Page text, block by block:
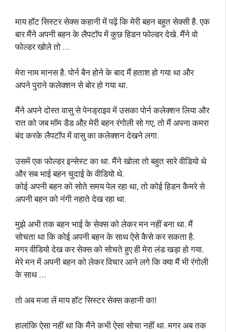
माय हॉट सिस्टर सेक्स कहानी में पढ़ें कि मेरी बहन बहुत सेक्सी है. एक
बार मैंने अपनी बहन के लैपटॉप में कुछ हिडन फोल्डर देखे. मैंने वो
फोल्डर खोले तो …
मेरा नाम मानस है. पोर्न बैन होने के बाद मैं हताश हो गया था और
अपने पुराने कलेक्शन से बोर हो गया था.
मैंने अपने दोस्त वासु से पेनड्राइव में उसका पोर्न कलेक्शन लिया और
रात को जब मॉम डैड औऱ मेरी बहन रंगोली सो गए, तो मैं अपना कमरा
बंद करके लैपटॉप में वासु का कलेक्शन देखने लगा.
उसमें एक फोल्डर इन्सेस्ट का था. मैंने खोला तो बहुत सारे वीडियो थे
और सब भाई बहन चुदाई के वीडियो थे.
कोई अपनी बहन को सोते समय पेल रहा था, तो कोई हिडन कैमरे से
अपनी बहन को नंगी नहाते देख रहा था.
मुझे अभी तक बहन भाई के सेक्स को लेकर मन नहीं बना था. मैं
सोचता था कि कोई अपनी बहन के साथ ऐसे कैसे कर सकता है.
मगर वीडियो देख कर सेक्स को सोचते हुए ही मेरा लंड खड़ा हो गया.
मेरे मन में अपनी बहन को लेकर विचार आने लगे कि क्या मैं भी रंगोली
के साथ …
तो अब मजा लें माय हॉट सिस्टर सेक्स कहानी का!
हालांकि ऐसा नहीं था कि मैंने कभी ऐसा सोचा नहीं था. मगर अब तक